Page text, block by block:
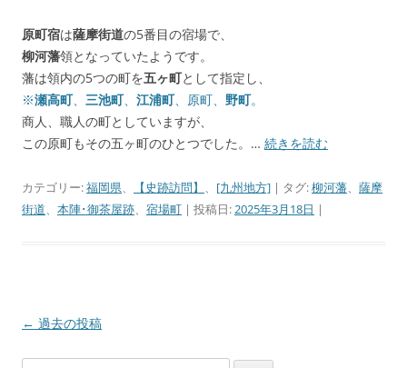
原町宿は薩摩街道の5番目の宿場で、
柳河藩領となっていたようです。
藩は領内の5つの町を五ヶ町として指定し、
※瀬高町、 三池町、 江浦町、原町、 野町。
商人、職人の町としていますが、
この原町もその五ヶ町のひとつでした。… 続きを読む
カテゴリー:福岡県、 【史跡訪問】 、 [九州地方] | タグ:柳河藩、 薩摩
街道、 本陣･御茶屋跡、 宿場町 | 投稿日:2025年3月18日 |
投
← 過去の投稿